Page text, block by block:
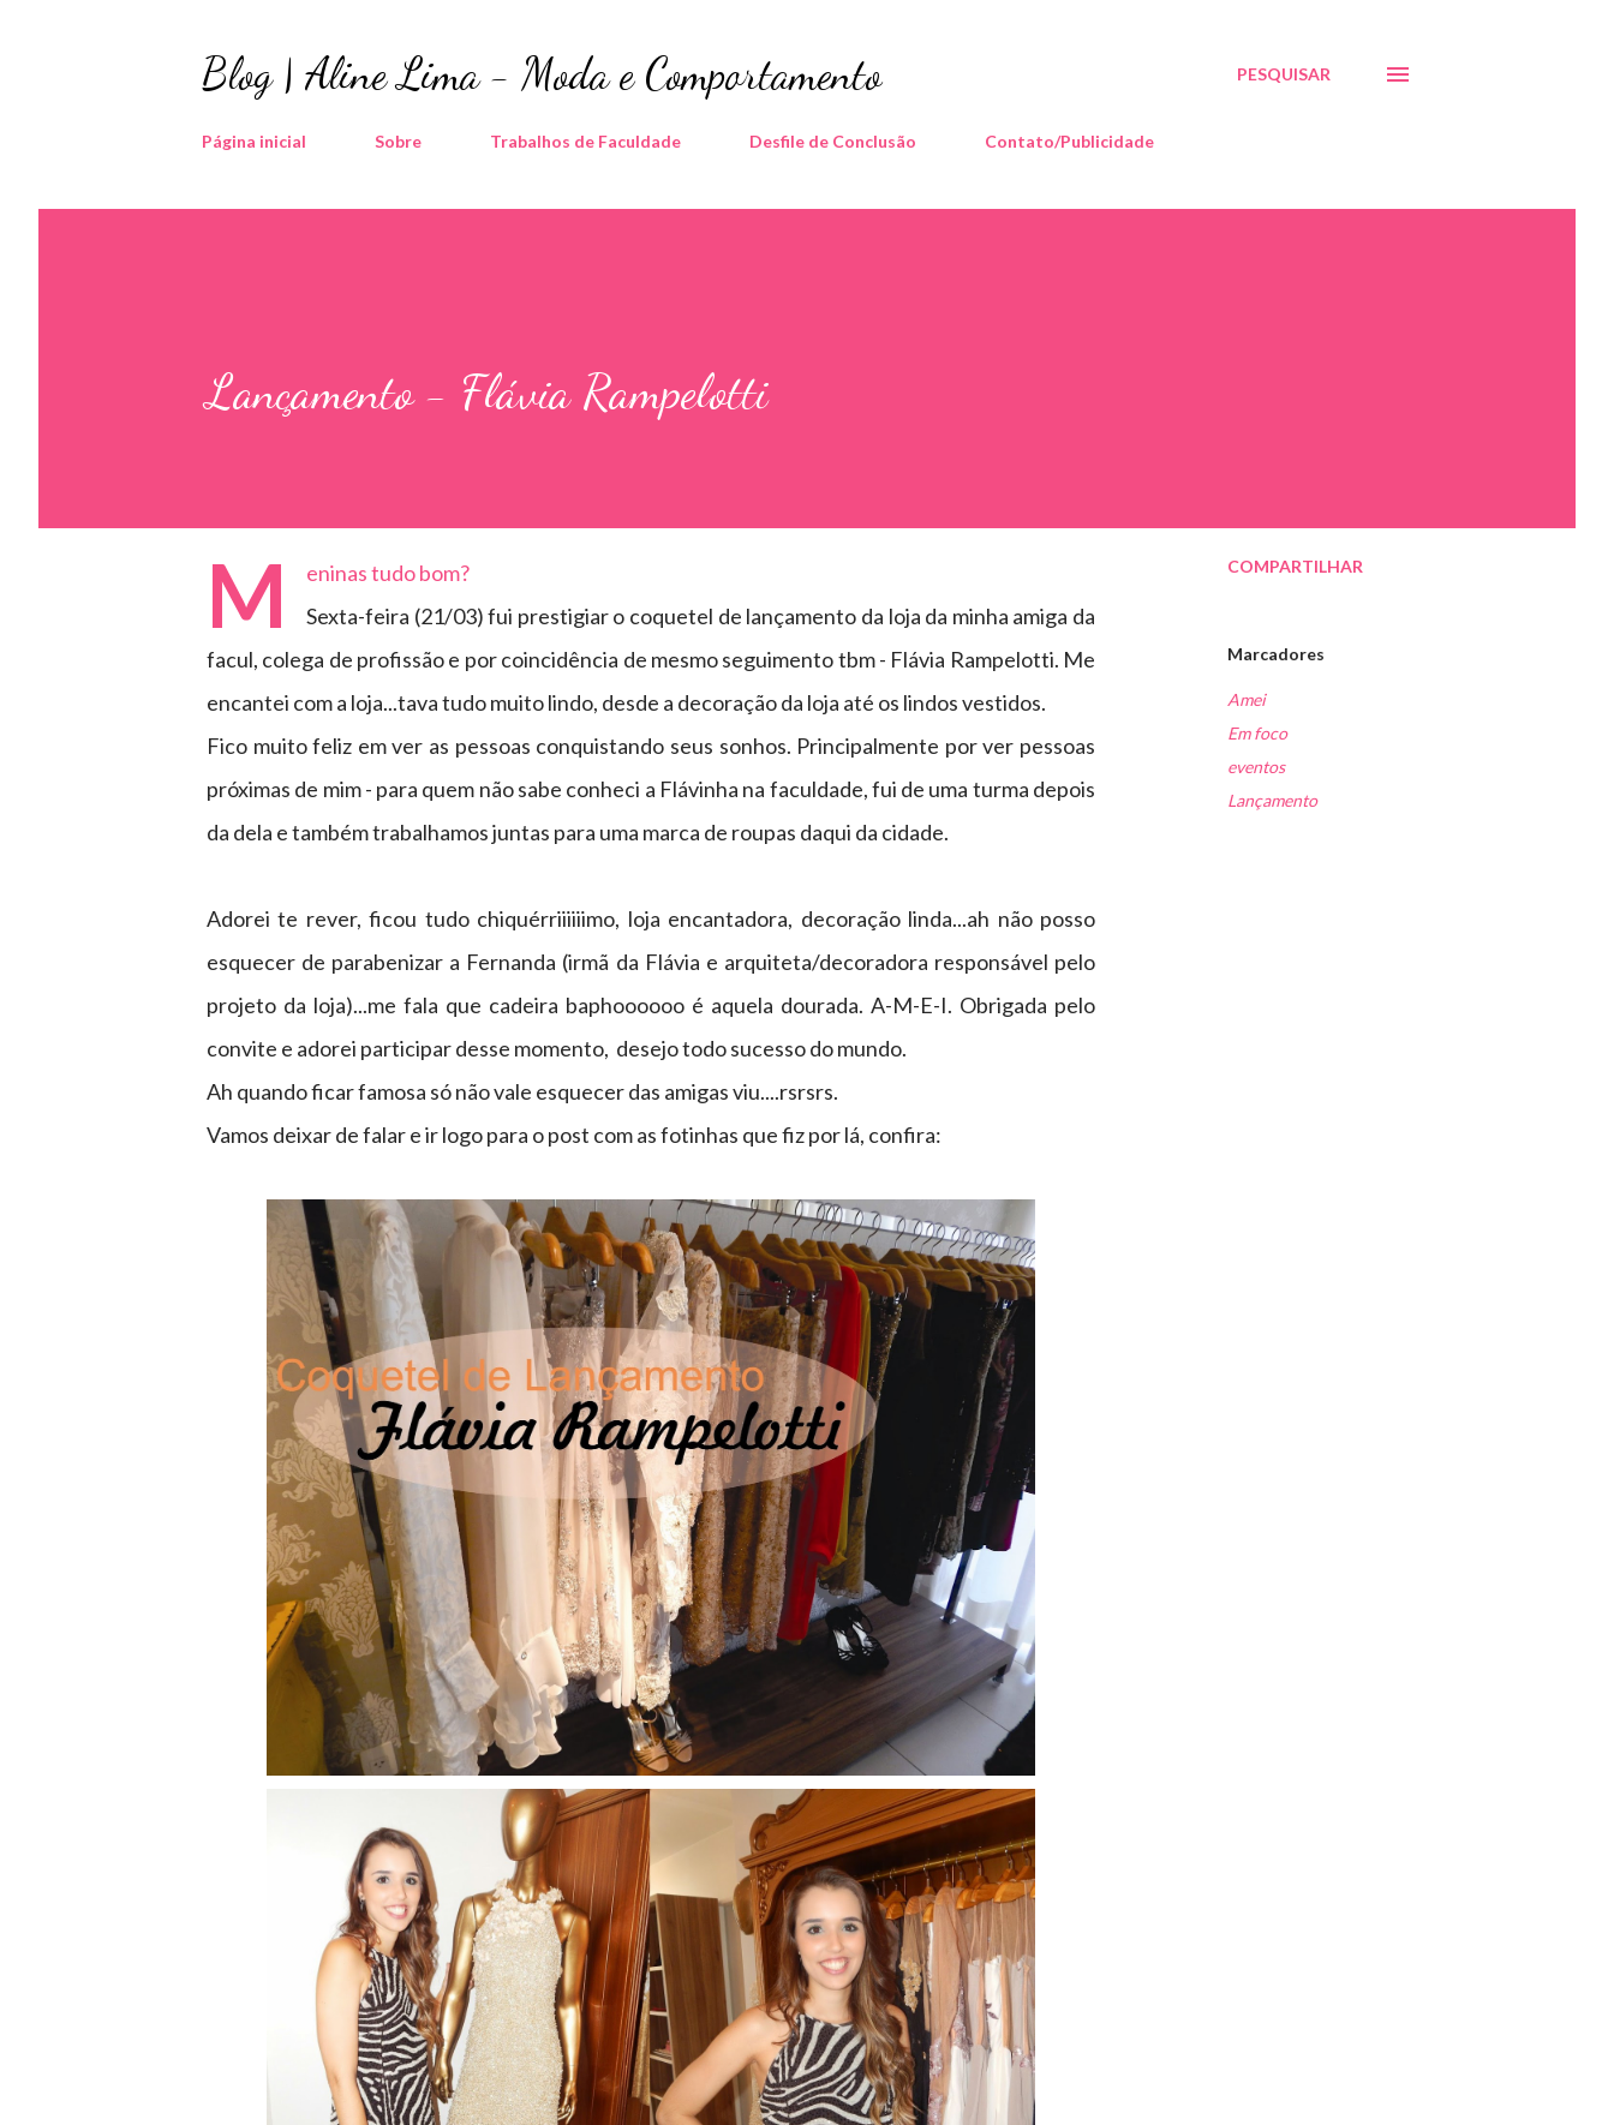
Blog | Aline Lima - Moda e Comportamento PESQUISAR
Página inicial Sobre Trabalhos de Faculdade Desfile de Conclusão Contato/Publicidade
Lançamento - Flávia Rampelotti
M
eninas tudo bom?
Sexta-feira (21/03) fui prestigiar o coquetel de lançamento da loja da minha amiga da
facul, colega de profissão e por coincidência de mesmo seguimento tbm - Flávia Rampelotti. Me
encantei com a loja...tava tudo muito lindo, desde a decoração da loja até os lindos vestidos.
Fico muito feliz em ver as pessoas conquistando seus sonhos. Principalmente por ver pessoas
próximas de mim - para quem não sabe conheci a Flávinha na faculdade, fui de uma turma depois
da dela e também trabalhamos juntas para uma marca de roupas daqui da cidade.
Adorei te rever, ficou tudo chiquérriiiiiimo, loja encantadora, decoração linda...ah não posso
esquecer de parabenizar a Fernanda (irmã da Flávia e arquiteta/decoradora responsável pelo
projeto da loja)...me fala que cadeira baphoooooo é aquela dourada. A-M-E-I. Obrigada pelo
convite e adorei participar desse momento, desejo todo sucesso do mundo.
Ah quando ficar famosa só não vale esquecer das amigas viu....rsrsrs.
Vamos deixar de falar e ir logo para o post com as fotinhas que fiz por lá, confira:
COMPARTILHAR
Marcadores
Amei
Em foco
eventos
Lançamento